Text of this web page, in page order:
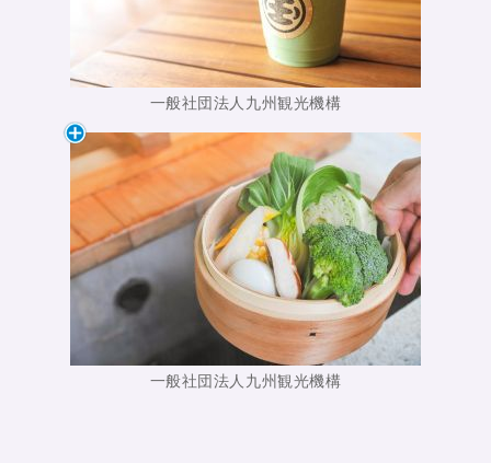
一般社団法人九州観光機構
一般社団法人九州観光機構